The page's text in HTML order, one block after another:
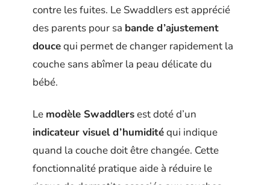
contre les fuites. Le Swaddlers est apprécié
des parents pour sa bande d’ajustement
doucequi permet de changer rapidement la
couche sans abîmer la peau délicate du
bébé.
Le modèle Swaddlersest doté d’un
indicateur visuel d’humiditéqui indique
quand la couche doit être changée. Cette
fonctionnalité pratique aide à réduire le